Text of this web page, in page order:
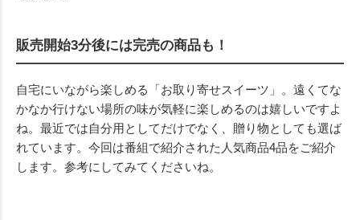
販売開始3分後には完売の商品も！
自宅にいながら楽しめる「お取り寄せスイーツ」。遠くてな
かなか行けない場所の味が気軽に楽しめるのは嬉しいですよ
ね。最近では自分用としてだけでなく、贈り物としても選ば
れています。今回は番組で紹介された人気商品4品をご紹介
します。参考にしてみてくださいね。